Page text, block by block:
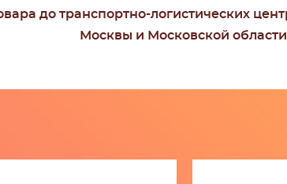
до транспортно-логистических
Москвы и Московской